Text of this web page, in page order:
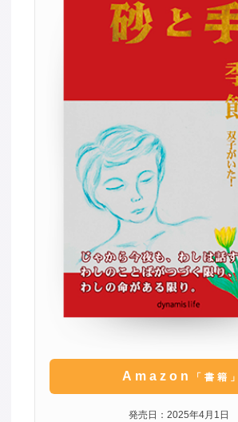
Amazon 「書籍」
発売日：2025年4月1日